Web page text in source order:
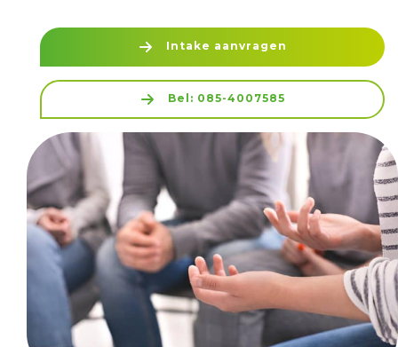
Intake aanvragen
Bel: 085-4007585